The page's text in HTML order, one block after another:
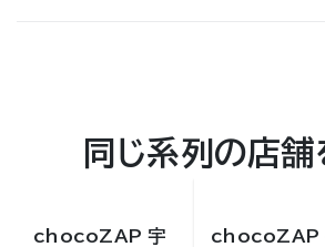
同じ系列の店舗
chocoZAP 宇
chocoZAP